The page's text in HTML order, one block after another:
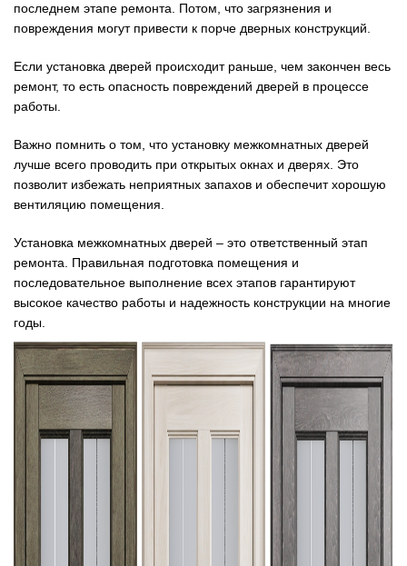
последнем этапе ремонта. Потом, что загрязнения и
повреждения могут привести к порче дверных конструкций.
Если установка дверей происходит раньше, чем закончен весь
ремонт, то есть опасность повреждений дверей в процессе
работы.
Важно помнить о том, что установку межкомнатных дверей
лучше всего проводить при открытых окнах и дверях. Это
позволит избежать неприятных запахов и обеспечит хорошую
вентиляцию помещения.
Установка межкомнатных дверей – это ответственный этап
ремонта. Правильная подготовка помещения и
последовательное выполнение всех этапов гарантируют
высокое качество работы и надежность конструкции на многие
годы.